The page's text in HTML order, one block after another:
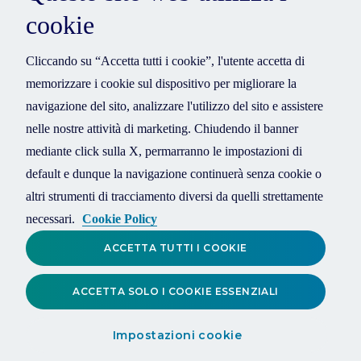
cookie
Cliccando su “Accetta tutti i cookie”, l'utente accetta di
memorizzare i cookie sul dispositivo per migliorare la
navigazione del sito, analizzare l'utilizzo del sito e assistere
nelle nostre attività di marketing. Chiudendo il banner
mediante click sulla X, permarranno le impostazioni di
default e dunque la navigazione continuerà senza cookie o
altri strumenti di tracciamento diversi da quelli strettamente
necessari. Cookie Policy
Impostazioni cookie
ACCETTA SOLO I COOKIE ESSENZIALI
ACCETTA TUTTI I COOKIE